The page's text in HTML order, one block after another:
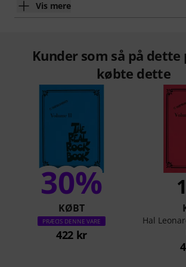
Vis mere
Kunder som så på
købte dette
30%
KØBT
PRÆCIS DENNE VARE
422 kr
Hal